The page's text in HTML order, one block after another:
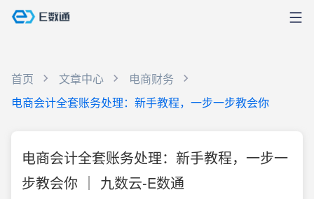
首页 文章中心
电商财务
电商会计全套账务处理：新手教程，一步一步教会你
电商会计全套账务处理：新手教程，一步一
步教会你 ｜ 九数云-E数通